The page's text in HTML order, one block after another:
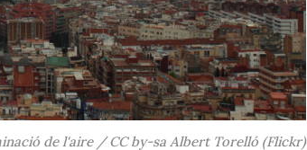
de l'aire / CC by-sa Albert Torelló (Flickr)